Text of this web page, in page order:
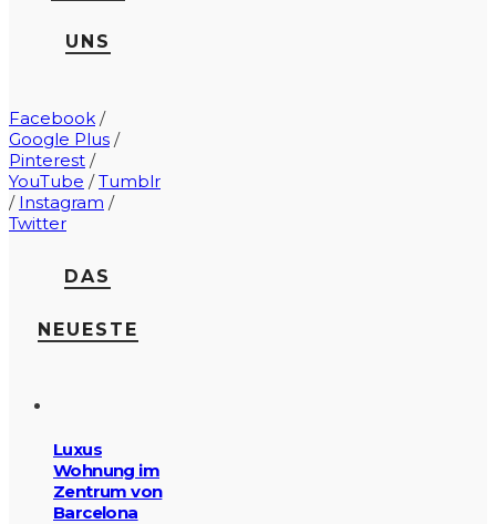
UNS
Facebook /
Google Plus /
Pinterest /
YouTube /Tumblr
/ Instagram /
Twitter
DAS
NEUESTE
Luxus
Wohnung im
Zentrum von
Barcelona